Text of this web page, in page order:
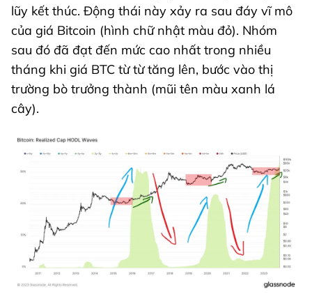
lũy kết thúc. Động thái này xảy ra sau đáy vĩ mô
của giá Bitcoin (hình chữ nhật màu đỏ). Nhóm
sau đó đã đạt đến mức cao nhất trong nhiều
tháng khi giá BTC từ từ tăng lên, bước vào thị
trường bò trưởng thành (mũi tên màu xanh lá
cây).